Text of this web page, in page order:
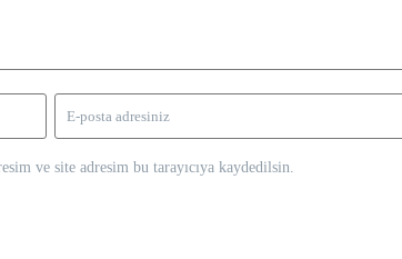
ve site adresim bu tarayıcıya kaydedilsin.